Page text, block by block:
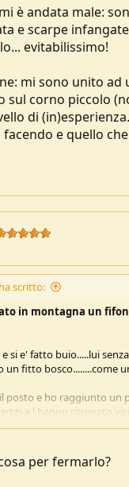
è andata male:
e scarpe
evitabilissimo!
mi sono unito
sul corno piccolo
di
e quello
scritto:
in montagna un
si e' fatto buio.....lui
un fitto bosco........come
posto e ho raggiunto un
e l hanno ritrovato
per fermarlo?